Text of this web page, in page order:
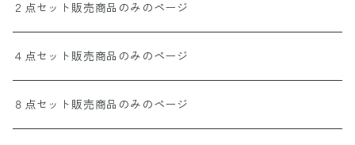
２点セット販売商品のみのページ
４点セット販売商品のみのページ
８点セット販売商品のみのページ